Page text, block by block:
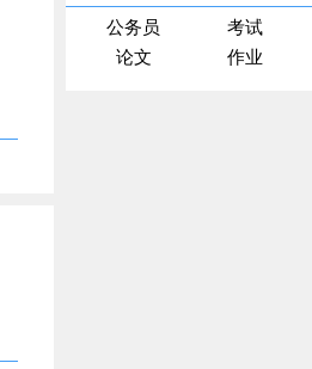
公务员 考试
论文
作业